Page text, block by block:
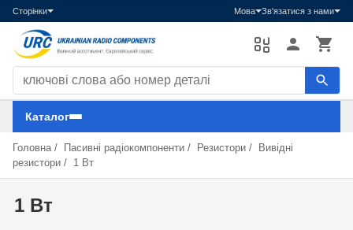
Сторінки Мова Зв'язатися з нами
Пошук компонентів
Каталог
Головна / Пасивні радіокомпоненти / Резистори /
Вивідні
резистори / 1 Вт
1 Вт